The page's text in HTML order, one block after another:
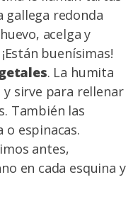
gallega redonda
acelga y
buenísimas!
. La humita
sirve para rellenar
También las
o espinacas.
antes,
en cada esquina y